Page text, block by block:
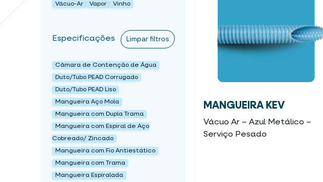
Vácuo-Ar
Vapor Vinho
Especificações Limpar filtros
Câmara de Contenção de Água
Duto/Tubo PEAD Corrugado
Duto/Tubo PEAD Liso
Mangueira Aço Mola
Mangueira com Dupla Trama
Mangueira com Espiral de Aço
Cobreado/ Zincado
Mangueira com Fio Antiestático
Mangueira com Trama
Mangueira Espiralada
MANGUEIRA KEV
Vácuo Ar – Azul Metálico –
Serviço Pesado